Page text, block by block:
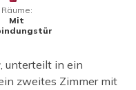
Räume:
Mit
, unterteilt in ein
zweites Zimmer mit